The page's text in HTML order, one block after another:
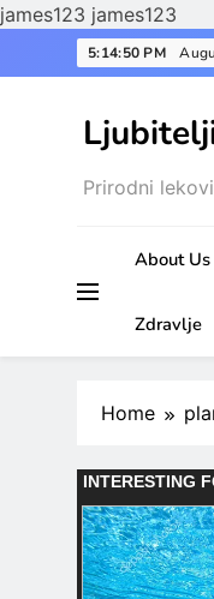
james123 james123
to
5:14:52 PM
Prirodni
About Us
Zdravlje
Home